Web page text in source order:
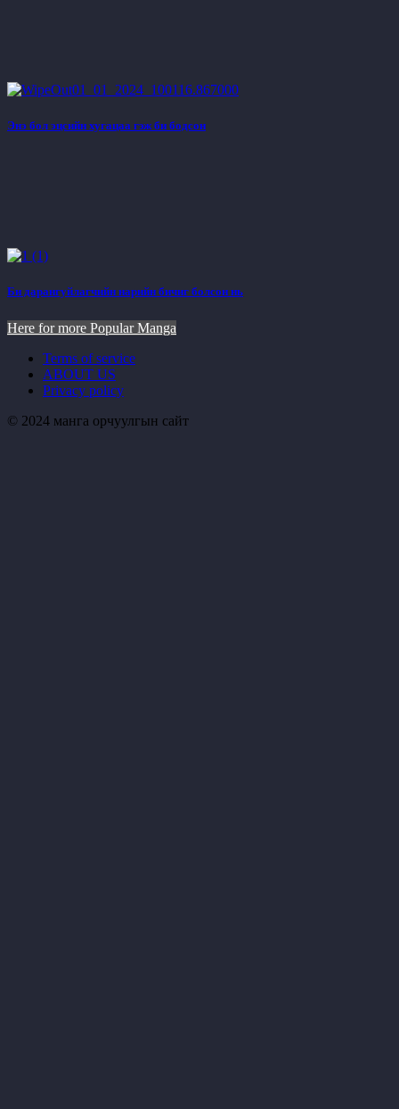
Энэ бол эцсийн хугацаа гэж би бодсон
Би дарангуйлагчийн нарийн бичиг болсон нь
Here for more Popular Manga
Terms of service
ABOUT US
Privacy policy
© 2024 манга орчуулгын сайт